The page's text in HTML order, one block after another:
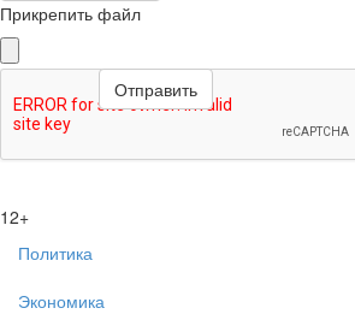
Прикрепить файл
12+
Политика
Экономика